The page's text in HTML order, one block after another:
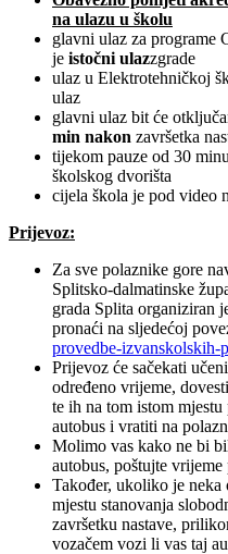
na ulazu u školu
glavni ulaz za programe
je istočni ulazzgrade
ulaz u Elektrotehničkoj
ulaz
glavni ulaz bit će
min nakon završetka
tijekom pauze od 30
školskog dvorišta
cijela škola je pod video
Prijevoz:
Za sve polaznike gore
Splitsko-dalmatinske
grada Splita organiziran
pronaći na sljedećoj
provedbe-izvanskolskih-
Prijevoz će sačekati
određeno vrijeme,
te ih na tom istom
autobus i vratiti na
Molimo vas kako ne bi
autobus, poštujte
Također, ukoliko je neka
mjestu stanovanja
završetku nastave,
vozačem vozi li vas taj